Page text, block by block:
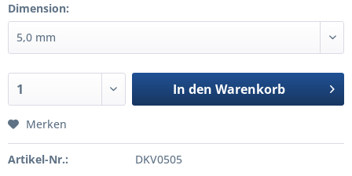
Dimension:
In den Warenkorb
Merken
Artikel-Nr.: DKV0505